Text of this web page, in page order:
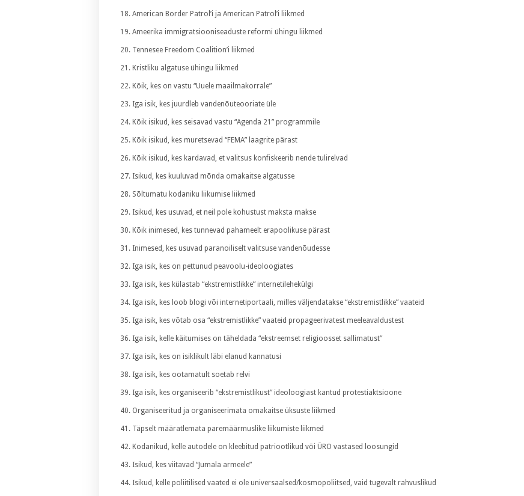
American Border Patrol’i ja American Patrol’i liikmed
Ameerika immigratsiooniseaduste reformi ühingu liikmed
Tennesee Freedom Coalition’i liikmed
Kristliku algatuse ühingu liikmed
Kõik, kes on vastu “Uuele maailmakorrale”
Iga isik, kes juurdleb vandenõuteooriate üle
Kõik isikud, kes seisavad vastu “Agenda 21” programmile
Kõik isikud, kes muretsevad “FEMA” laagrite pärast
Kõik isikud, kes kardavad, et valitsus konfiskeerib nende tulirelvad
Isikud, kes kuuluvad mõnda omakaitse algatusse
Sõltumatu kodaniku liikumise liikmed
Isikud, kes usuvad, et neil pole kohustust maksta makse
Kõik inimesed, kes tunnevad pahameelt erapoolikuse pärast
Inimesed, kes usuvad paranoiliselt valitsuse vandenõudesse
Iga isik, kes on pettunud peavoolu-ideoloogiates
Iga isik, kes külastab “ekstremistlikke” internetilehekülgi
Iga isik, kes loob blogi või internetiportaali, milles väljendatakse “ekstremistlikke” vaateid
Iga isik, kes võtab osa “ekstremistlikke” vaateid propageerivatest meeleavaldustest
Iga isik, kelle käitumises on täheldada “ekstreemset religioosset sallimatust”
Iga isik, kes on isiklikult läbi elanud kannatusi
Iga isik, kes ootamatult soetab relvi
Iga isik, kes organiseerib “ekstremistlikust” ideoloogiast kantud protestiaktsioone
Organiseeritud ja organiseerimata omakaitse üksuste liikmed
Täpselt määratlemata paremäärmuslike liikumiste liikmed
Kodanikud, kelle autodele on kleebitud patriootlikud või ÜRO vastased loosungid
Isikud, kes viitavad “Jumala armeele”
Isikud, kelle poliitilised vaated ei ole universaalsed/kosmopoliitsed, vaid tugevalt rahvuslikud